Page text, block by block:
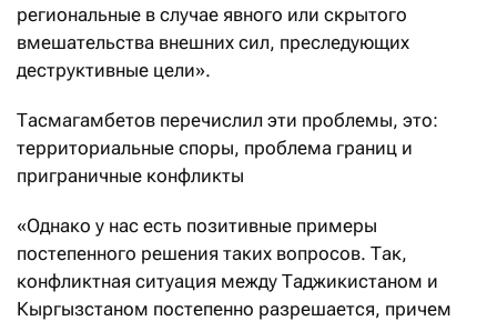
региональные в случае явного или скрытого
вмешательства внешних сил, преследующих
деструктивные цели».
Тасмагамбетов перечислил эти проблемы, это:
территориальные споры, проблема границ и
приграничные конфликты
«Однако у нас есть позитивные примеры
постепенного решения таких вопросов. Так,
конфликтная ситуация между Таджикистаном и
Кыргызстаном постепенно разрешается, причем